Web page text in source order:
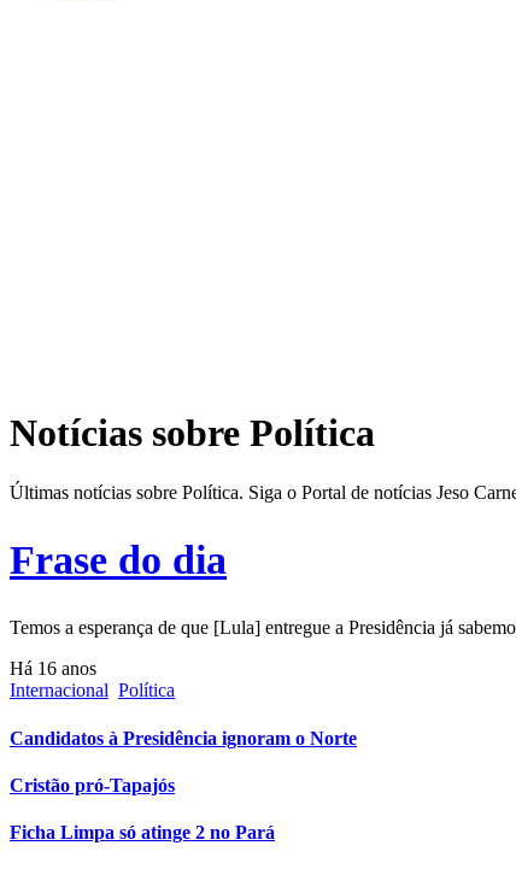
Notícias sobre Política
Últimas notícias sobre Política. Siga o Portal de notícias Jeso
Frase do dia
Temos a esperança de que [Lula] entregue a Presidência já
Há 16 anos
Internacional Política
Candidatos à Presidência ignoram o Norte
Cristão pró-Tapajós
Ficha Limpa só atinge 2 no Pará